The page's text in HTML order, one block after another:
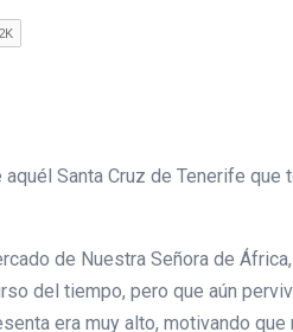
Santa Cruz de Tenerife que
de Nuestra Señora de
del tiempo, pero que aún
era muy alto, motivando